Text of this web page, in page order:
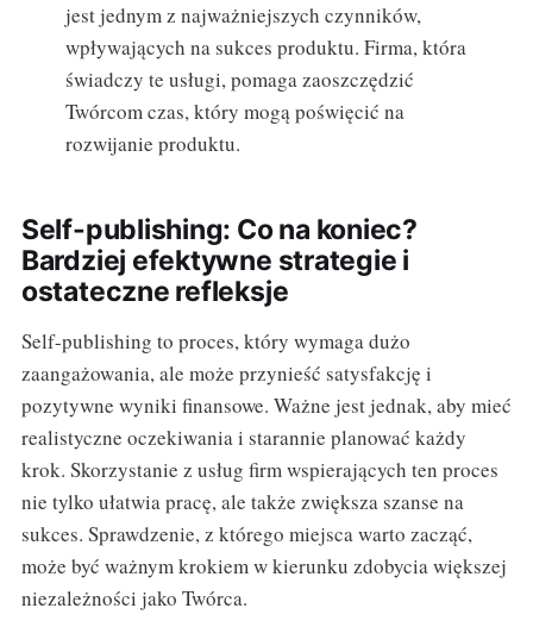
jest jednym z najważniejszych czynników,
wpływających na sukces produktu. Firma, która
świadczy te usługi, pomaga zaoszczędzić
Twórcom czas, który mogą poświęcić na
rozwijanie produktu.
Self-publishing: Co na koniec?
Bardziej efektywne strategie i
ostateczne refleksje
Self-publishing to proces, który wymaga dużo
zaangażowania, ale może przynieść satysfakcję i
pozytywne wyniki finansowe. Ważne jest jednak, aby mieć
realistyczne oczekiwania i starannie planować każdy
krok. Skorzystanie z usług firm wspierających ten proces
nie tylko ułatwia pracę, ale także zwiększa szanse na
sukces. Sprawdzenie, z którego miejsca warto zacząć,
może być ważnym krokiem w kierunku zdobycia większej
niezależności jako Twórca.